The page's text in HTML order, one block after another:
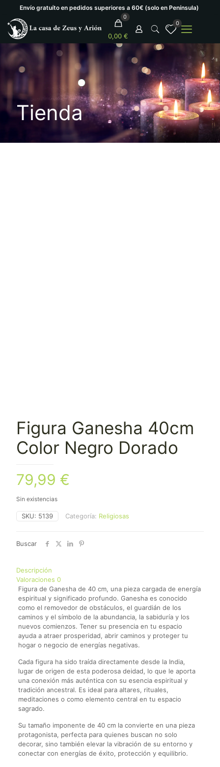
Envío gratuíto en pedidos superiores a 60€ (solo en Península)
0
0,00 €
0
Tienda
Figura Ganesha 40cm
Color Negro Dorado
79,99 €
Sin existencias
SKU: 5139 Categoría: Religiosas
Buscar
Descripción
Valoraciones 0
Figura de Ganesha de 40 cm, una pieza cargada de energía
espiritual y significado profundo. Ganesha es conocido
como el removedor de obstáculos, el guardián de los
caminos y el símbolo de la abundancia, la sabiduría y los
nuevos comienzos. Tener su presencia en tu espacio
ayuda a atraer prosperidad, abrir caminos y proteger tu
hogar o negocio de energías negativas.
Cada figura ha sido traída directamente desde la India,
lugar de origen de esta poderosa deidad, lo que le aporta
una conexión más auténtica con su esencia espiritual y
tradición ancestral. Es ideal para altares, rituales,
meditaciones o como elemento central en tu espacio
sagrado.
Su tamaño imponente de 40 cm la convierte en una pieza
protagonista, perfecta para quienes buscan no solo
decorar, sino también elevar la vibración de su entorno y
conectar con energías de éxito, protección y equilibrio.